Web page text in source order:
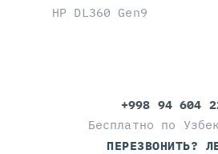
HP DL360 Gen9
+998 94 604
Бесплатно по
ПЕРЕЗВОНИТЬ?